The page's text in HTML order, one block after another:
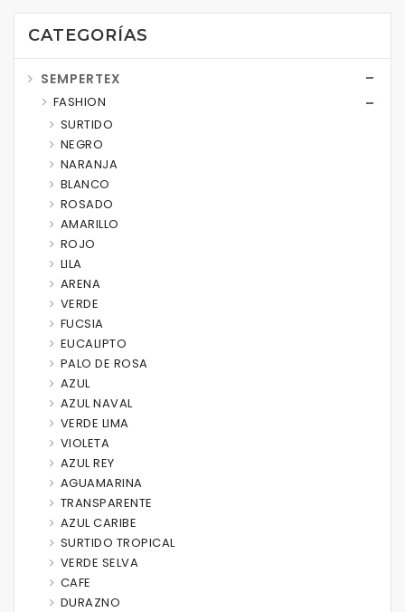
CATEGORÍAS
SEMPERTEX
FASHION
SURTIDO
NEGRO
NARANJA
BLANCO
ROSADO
AMARILLO
ROJO
LILA
ARENA
VERDE
FUCSIA
EUCALIPTO
PALO DE ROSA
AZUL
AZUL NAVAL
VERDE LIMA
VIOLETA
AZUL REY
AGUAMARINA
TRANSPARENTE
AZUL CARIBE
SURTIDO TROPICAL
VERDE SELVA
CAFE
DURAZNO